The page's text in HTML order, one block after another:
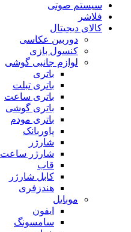
سیستم صوتی
فلاشر
کالای دیجیتال
دوربین عکاسی
کنسول بازی
لوازم جانبی گوشی
باتری
باتری تبلت
باتری ساعت
باتری گوشی
باتری مودم
پاوربانک
شارژر
شارژر ساعت
قاب
کابل شارژر
هندزفری
موبایل
ایفون
سامسونگ